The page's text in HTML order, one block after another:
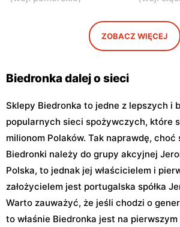
Warszawa, ul. Obozowa 16
11
Biedronka
ZOBACZ WIĘCEJ
Biedronka dalej o sieci
Sklepy Biedronka to jedne z lepszych i
popularnych sieci spożywczych, które
milionom Polaków. Tak naprawdę, choć
Biedronki należy do grupy akcyjnej
Polska, to jednak jej właścicielem i
założycielem jest portugalska spółka
Warto zauważyć, że jeśli chodzi o
to właśnie Biedronka jest na